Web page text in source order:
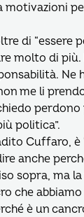
motivazioni
di “essere
molto di
Ne
me li
perdono
politica”.
Cuffaro, è
anche
sopra, ma
che abbiamo
è un